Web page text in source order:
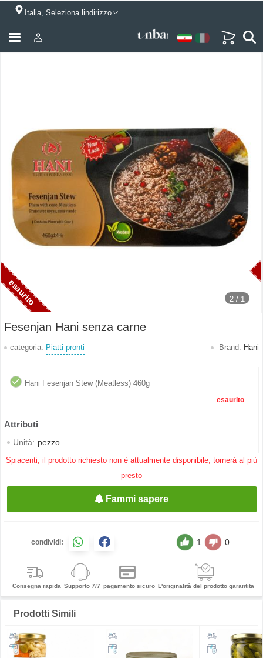
Italia, Seleziona lindirizzo
2 / 1
Fesenjan Hani senza carne
categoria: Piatti pronti Brand: Hani
Hani Fesenjan Stew (Meatless) 460g
esaurito
Unità: pezzo
Spiacenti, il prodotto richiesto non è attualmente disponibile, tornerà al più
presto
Fammi sapere
condividi: 1 0
Consegna rapida Supporto 7/7 pagamento sicuro L'originalità del prodotto garantita
Prodotti Simili